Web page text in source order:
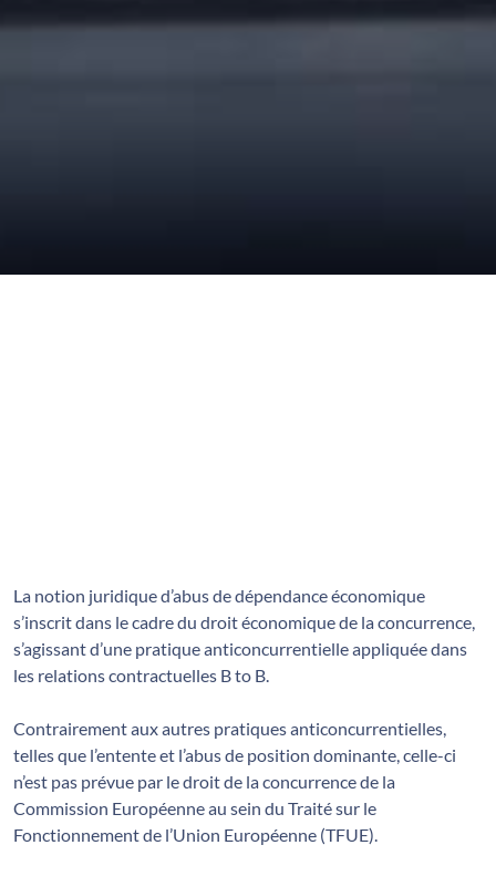
La notion juridique d’abus de dépendance économique
s’inscrit dans le cadre du droit économique de la concurrence,
s’agissant d’une pratique anticoncurrentielle appliquée dans
les relations contractuelles B to B.
Contrairement aux autres pratiques anticoncurrentielles,
telles que l’entente et l’abus de position dominante, celle-ci
n’est pas prévue par le droit de la concurrence de la
Commission Européenne au sein du Traité sur le
Fonctionnement de l’Union Européenne (TFUE).